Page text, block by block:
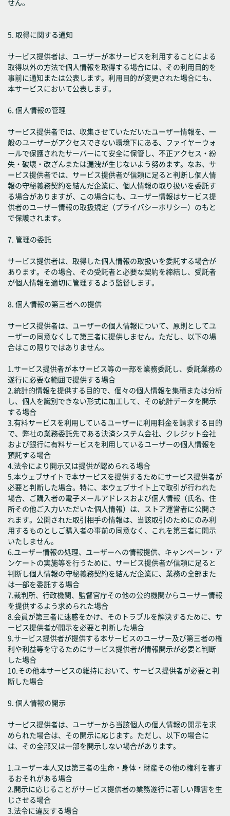
せん。
5. 取得に関する通知
サービス提供者は、ユーザーが本サービスを利用することによる
取得以外の方法で個人情報を取得する場合には、その利用目的を
事前に通知または公表します。利用目的が変更された場合にも、
本サービスにおいて公表します。
6. 個人情報の管理
サービス提供者では、収集させていただいたユーザー情報を、一
般のユーザーがアクセスできない環境下にある、ファイヤーウォ
ールで保護されたサーバーにて安全に保管し、不正アクセス・紛
失・破壊・改ざんまたは漏洩が生じないよう努めます。なお、サ
ービス提供者では、サービス提供者が信頼に足ると判断し個人情
報の守秘義務契約を結んだ企業に、個人情報の取り扱いを委託す
る場合がありますが、この場合にも、ユーザー情報はサービス提
供者のユーザー情報の取扱規定（プライバシーポリシー）のもと
で保護されます。
7. 管理の委託
サービス提供者は、取得した個人情報の取扱いを委託する場合が
あります。その場合、その受託者と必要な契約を締結し、受託者
が個人情報を適切に管理するよう監督します。
8. 個人情報の第三者への提供
サービス提供者は、ユーザーの個人情報について、原則としてユ
ーザーの同意なくして第三者に提供しません。ただし、以下の場
合はこの限りではありません。
1.サービス提供者が本サービス等の一部を業務委託し、委託業務の
遂行に必要な範囲で提供する場合
2.統計的情報を提供する目的で、個々の個人情報を集積または分析
し、個人を識別できない形式に加工して、その統計データを開示
する場合
3.有料サービスを利用しているユーザーに利用料金を請求する目的
で、弊社の業務委託先である決済システム会社、クレジット会社
および銀行に有料サービスを利用しているユーザーの個人情報を
預託する場合
4.法令により開示又は提供が認められる場合
5.本ウェブサイトで本サービスを提供するためにサービス提供者が
必要と判断した場合。特に、本ウェブサイト上で取引が行われた
場合、ご購入者の電子メールアドレスおよび個人情報（氏名、住
所その他ご入力いただいた個人情報）は、ストア運営者に公開さ
れます。公開された取引相手の情報は、当該取引のためにのみ利
用するものとしご購入者の事前の同意なく、これを第三者に開示
いたしません。
6.ユーザー情報の処理、ユーザーへの情報提供、キャンペーン・ア
ンケートの実施等を行うために、サービス提供者が信頼に足ると
判断し個人情報の守秘義務契約を結んだ企業に、業務の全部また
は一部を委託する場合
7.裁判所、行政機関、監督官庁その他の公的機関からユーザー情報
を提供するよう求められた場合
8.会員が第三者に迷惑をかけ、そのトラブルを解決するために、サ
ービス提供者が開示を必要と判断した場合
9.サービス提供者が提供する本サービスのユーザー及び第三者の権
利や利益等を守るためにサービス提供者が情報開示が必要と判断
した場合
10.その他本サービスの維持において、サービス提供者が必要と判
断した場合
9. 個人情報の開示
サービス提供者は、ユーザーから当該個人の個人情報の開示を求
められた場合は、その開示に応じます。ただし、以下の場合に
は、その全部又は一部を開示しない場合があります。
1.ユーザー本人又は第三者の生命・身体・財産その他の権利を害す
るおそれがある場合
2.開示に応じることがサービス提供者の業務遂行に著しい障害を生
じさせる場合
3.法令に違反する場合